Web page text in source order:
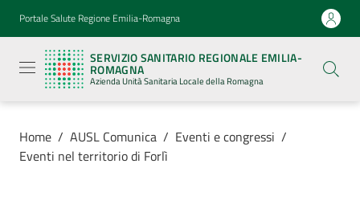
Vai al contenuto
Vai alla navigazione
Vai al footer
Portale Salute Regione Emilia-Romagna
SERVIZIO SANITARIO REGIONALE EMILIA-
ROMAGNA
Azienda Unità Sanitaria Locale della Romagna
Sanitario
Regionale
Emilia-
Romagna
Azienda
Sanitaria
Locale della
Romagna
Home / AUSL Comunica / Eventi e congressi /
Eventi nel territorio di Forlì